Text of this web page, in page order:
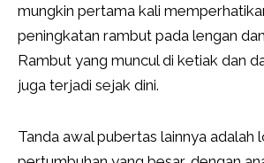
mungkin pertama kali
peningkatan rambut pada lengan
Rambut yang muncul di ketiak dan
juga terjadi sejak dini.
Tanda awal pubertas lainnya adalah